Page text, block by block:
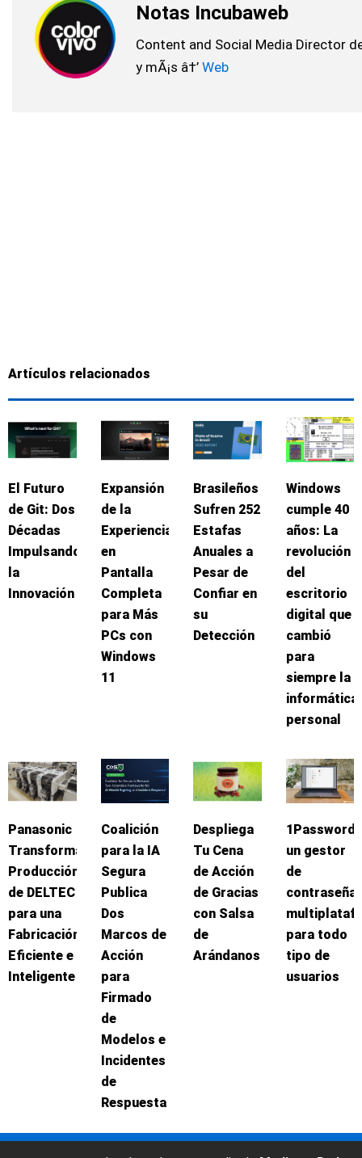
Notas Incubaweb
Content and Social Media Director
y mÃ¡s â†’Web
Artículos relacionados
El Futuro
de Git: Dos
Décadas
Impulsando
la
Innovación
Expansión
de la
Experiencia
en
Pantalla
Completa
para Más
PCs con
Windows
11
Brasileños
Sufren 252
Estafas
Anuales a
Pesar de
Confiar en
su
Detección
Windows
cumple 40
años: La
revolución
del
escritorio
digital que
cambió
para
siempre la
informática
personal
Panasonic
Transforma
Producción
de DELTEC
para una
Fabricación
Eficiente e
Inteligente
Coalición
para la IA
Segura
Publica
Dos
Marcos de
Acción
para
Firmado
de
Modelos e
Incidentes
de
Respuesta
Despliega
Tu Cena
de Acción
de Gracias
con Salsa
de
Arándanos
1Password:
un gestor
de
para todo
tipo de
usuarios